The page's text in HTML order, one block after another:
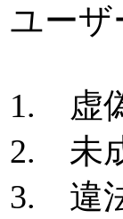
ユー
1. 虚
2. 未
3. 違